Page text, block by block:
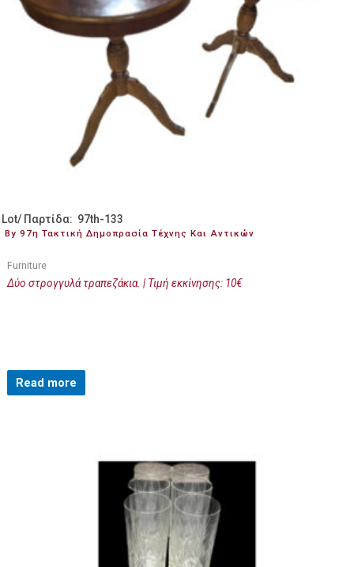
Lot/ Παρτίδα: 97th-133
By 97η Τακτική Δημοπρασία Τέχνης Και Αντικών
Furniture
Δύο στρογγυλά τραπεζάκια. | Τιμή εκκίνησης: 10€
Read more